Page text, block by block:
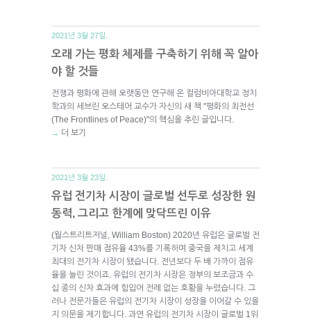
2021년 3월 27일.
오래 가는 평화 체제를 구축하기 위해 꼭 알아
야 할 것들
전쟁과 평화에 관해 오랫동안 연구해 온 컬럼비아대학교 정치
학과의 세브린 오스테어 교수가 자신의 새 책 "평화의 최전선
(The Frontlines of Peace)"의 핵심을 추린 글입니다.
→ 더 보기
2021년 3월 23일.
유럽 전기차 시장이 글로벌 선두로 성장한 원
동력, 그리고 한계에 맞닥뜨린 이유
(월스트리트저널, William Boston) 2020년 유럽은 글로벌 전
기차 신차 판매 점유율 43%를 기록하며 중국을 제치고 세계
최대의 전기차 시장이 됐습니다. 전년보다 두 배 가까이 점유
율을 늘린 것이죠. 유럽의 전기차 시장은 정부의 보조금과 수
십 종의 신차 효과에 힘입어 전례 없는 호황을 누렸습니다. 그
러나 전문가들은 유럽의 전기차 시장이 성장을 이어갈 수 있을
지 의문을 제기합니다. 과연 유럽의 전기차 시장이 글로벌 1위